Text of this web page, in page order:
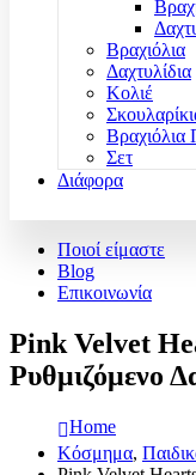
Βραχιόλια
Δαχτυλίδια
Κολιέ
Βραχιόλια
Σετ
Διάφορα
Ποιοί είμαστε
Blog
Επικοινωνία
Pink Velvet
Ρυθμιζόμενο
Home
Κόσμημα,